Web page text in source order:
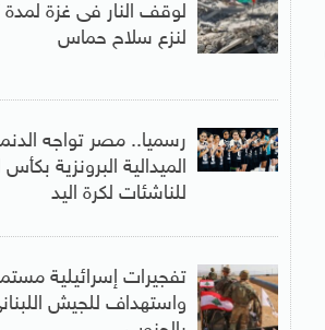
لوقف النار فى غزة
لنزع سلاح حماس
رسميا.. مصر تواجه
الميدالية البرونزية بكأس
للناشئات لكرة اليد
تفجيرات إسرائيلية
واستهداف للجيش